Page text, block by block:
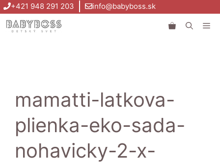
Preskočiť
na
obsah
+421 948 291 203 info@babyboss.sk
mamatti-latkova-
plienka-eko-sada-
nohavicky-2-x-